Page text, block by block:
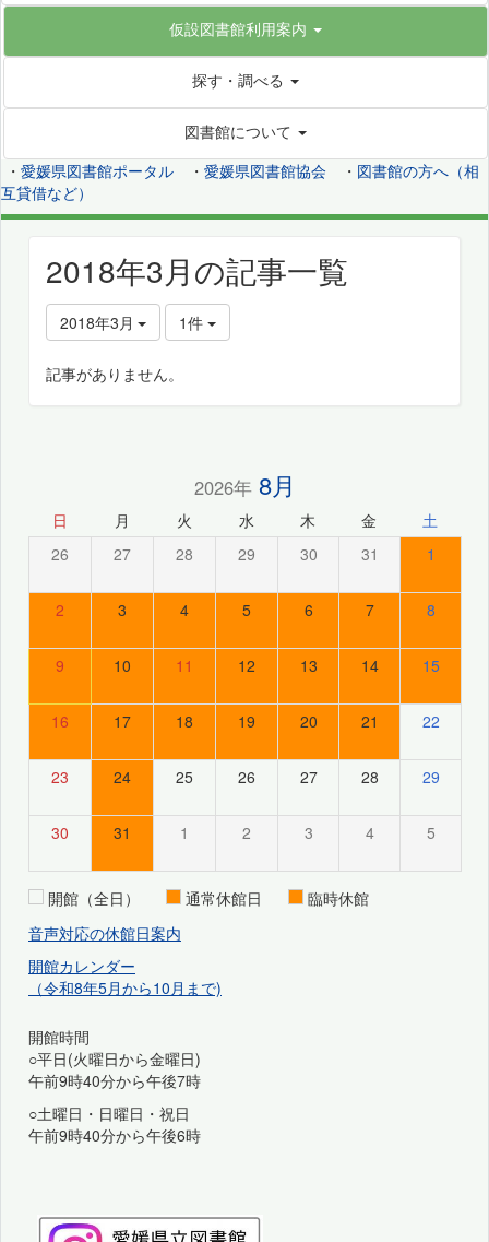
仮設図書館利用案内
探す・調べる
図書館について
・ 愛媛県図書館ポータル ・ 愛媛県図書館協会 ・ 図書館の方へ（相
互貸借など）
2018年3月の記事一覧
2018年3月 1件
記事がありません。
2026年8月
日 月 火 水 木 金 土
26 27 28 29 30 31 1
2 3 4 5 6 7 8
9 10 11 12 13 14 15
16 17 18 19 20 21 22
23 24 25 26 27 28 29
30 31 1 2 3 4 5
開館（全日） 通常休館日
臨時休館
音声対応の休館日案内
開館カレンダー
（令和8年5月から10月まで)
開館時間
○平日(火曜日から金曜日)
午前9時40分から午後7時
○土曜日・日曜日・祝日
午前9時40分から午後6時